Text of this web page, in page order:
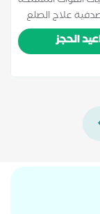
علاج الصلع
علاج الكيس
علاج عين السمكة
الحجز